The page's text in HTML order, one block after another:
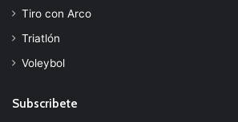
Tiro con Arco
Triatlón
Voleybol
Subscribete